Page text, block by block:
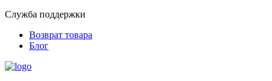
Служба поддержки
Возврат товара
Блог